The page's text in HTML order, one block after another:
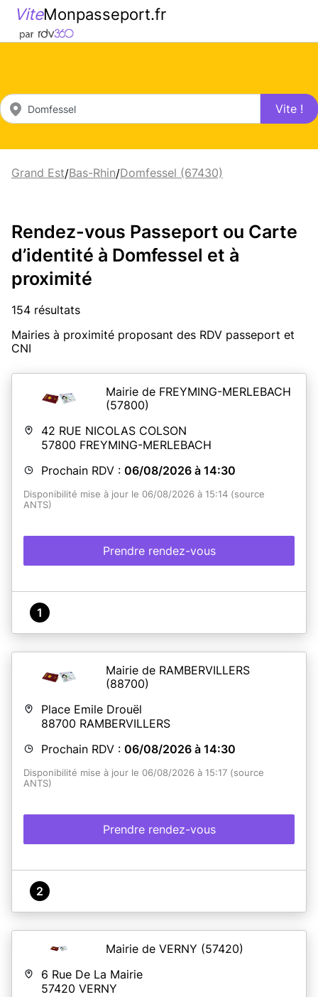
ViteMonpasseport.fr
Vite !
Grand Est/Bas-Rhin/Domfessel (67430)
Rendez-vous Passeport ou Carte
d’identité à Domfessel et à
proximité
154 résultats
Mairies à proximité proposant des RDV passeport et
CNI
Mairie de FREYMING-MERLEBACH
(57800)
42 RUE NICOLAS COLSON
57800 FREYMING-MERLEBACH
Prochain RDV : 06/08/2026 à 14:30
Disponibilité mise à jour le 06/08/2026 à 15:14 (source
ANTS)
Prendre rendez-vous
1
Mairie de RAMBERVILLERS
(88700)
Place Emile Drouël
88700 RAMBERVILLERS
Prochain RDV : 06/08/2026 à 14:30
Disponibilité mise à jour le 06/08/2026 à 15:17 (source
ANTS)
Prendre rendez-vous
2
Mairie de VERNY (57420)
6 Rue De La Mairie
57420 VERNY